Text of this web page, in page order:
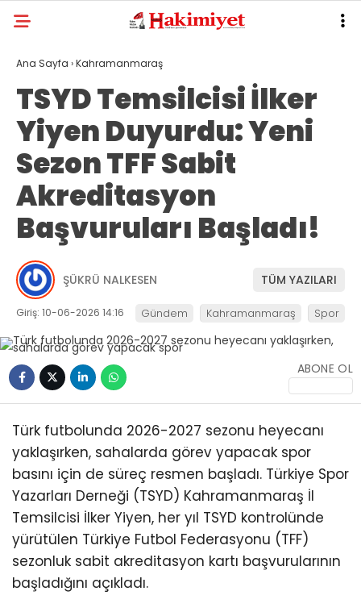
Ana Sayfa ›Kahramanmaraş
TSYD Temsilcisi İlker
Yiyen Duyurdu: Yeni
Sezon TFF Sabit
Akreditasyon
Başvuruları Başladı!
ŞÜKRÜ NALKESEN TÜM YAZILARI
Giriş: 10-06-2026 14:16 Gündem Kahramanmaraş Spor
ABONE OL
Türk futbolunda 2026-2027 sezonu heyecanı
yaklaşırken, sahalarda görev yapacak spor
basını için de süreç resmen başladı. Türkiye Spor
Yazarları Derneği (TSYD) Kahramanmaraş İl
Temsilcisi İlker Yiyen, her yıl TSYD kontrolünde
yürütülen Türkiye Futbol Federasyonu (TFF)
sezonluk sabit akreditasyon kartı başvurularının
başladığını açıkladı.